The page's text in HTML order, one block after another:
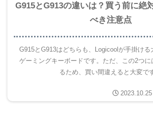
G915とG913の違いは？買う前に絶
べき注意点
G915とG913はどちらも、Logicoolが手掛ける
ゲーミングキーボードです。ただ、この2つに
るため、買い間違えると大変で
2023.10.25